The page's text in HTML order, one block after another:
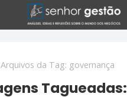
Arquivos da Tag: governança
Tagueadas: